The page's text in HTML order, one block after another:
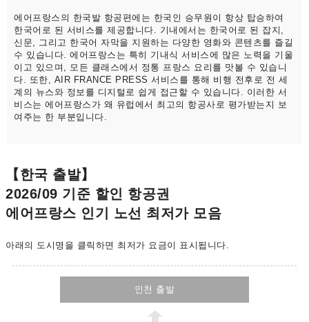
에어프랑스의 한국발 항공편에는 한국인 승무원이 항상 탑승하여
한국어로 된 서비스를 제공합니다. 기내에서는 한국어로 된 잡지,
신문, 그리고 한국어 자막을 지원하는 다양한 영화와 콘텐츠를 즐길
수 있습니다. 에어프랑스는 특히 기내식 서비스에 많은 노력을 기울
이고 있으며, 모든 클래스에서 정통 프랑스 요리를 맛볼 수 있습니
다. 또한, AIR FRANCE PRESS 서비스를 통해 비행 전후로 전 세
계의 뉴스와 정보를 디지털로 쉽게 접근할 수 있습니다. 이러한 서
비스는 에어프랑스가 왜 유럽에서 최고의 항공사로 평가받는지 보
여주는 한 부분입니다.
【한국 출발】
2026/09 기준 할인 항공권
에어프랑스 인기 노선 최저가 모음
아래의 도시명을 클릭하면 최저가 요금이 표시됩니다.
인천 출발